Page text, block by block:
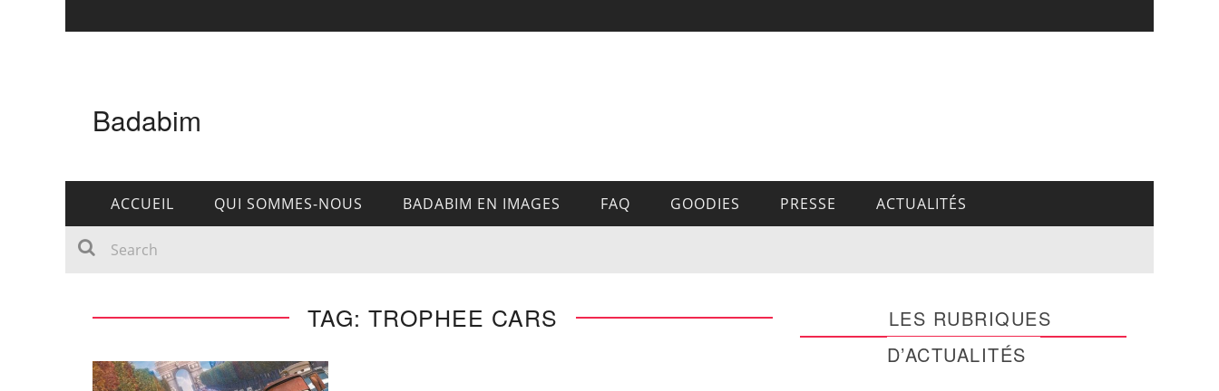
Badabim
ACCUEIL QUI SOMMES-NOUS BADABIM EN IMAGES FAQ GOODIES PRESSE ACTUALITÉS
TAG: TROPHEE CARS
LES RUBRIQUES
D’ACTUALITÉS